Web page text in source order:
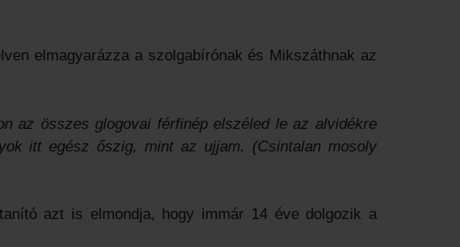
elmagyarázza a szolgabírónak és Mikszáthnak az
az összes glogovai férfinép elszéled le az alvidékre
itt egész őszig, mint az ujjam. (Csintalan mosoly
azt is elmondja, hogy immár 14 éve dolgozik a